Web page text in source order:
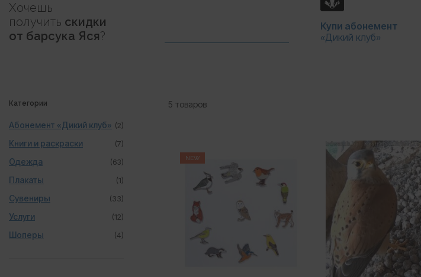
Хочешь
получить скидки
от барсука Яся?
Купи абонемент
«Дикий клуб»
5 товаров
NEW
Категории
Абонемент «Дикий клуб» (2)
Книги и раскраски (7)
Одежда (63)
Плакаты (1)
Сувениры (33)
Услуги (12)
Шоперы (4)